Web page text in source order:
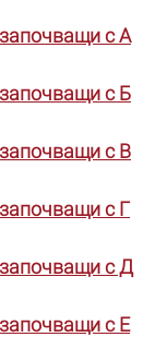
с А
с Б
с В
с Г
с Д
с Е